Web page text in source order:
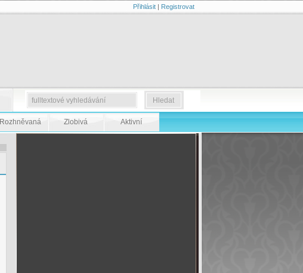
Přihlásit| Registrovat
Rozhněvaná Zlobivá Aktivní